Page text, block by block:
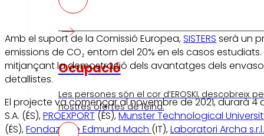
Ocupació
Les persones són el cor d’EROSKI, descobreix
nostres ofertes de feina.
Amb el suport de la Comissió Europea,SISTERS serà un
emissions de CO₂ entorn del 20% en els casos
mitjançant la demostració dels avantatges dels
detallistes.
El projecte va començar al novembre de 2021, durarà 4
S.A. (ÉS),PROEXPORT (ÉS),Munster Technological
(ÉS),Fondazione Edmund Mach (IT),Laboratori Archa s.r.l.